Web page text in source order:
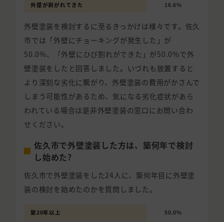
外壁が剥がれてきた 16.6%
外壁塗装を検討するに至るきっかけは様々です。佐久
市では「外壁にチョーキングが発生した」が
50.0%、「外壁にひび割れができた」が50.0%で外
壁塗装をしたと回答しました。いづれも放置すると
より深刻な劣化に繋がり、外壁塗装の費用がかさんで
しまう可能性があるため、気になる劣化症状があら
われている場合は是非外壁塗装の窓口にお問い合わ
せください。
佐久市で外壁塗装した方は、築何年で検討
し始めた?
佐久市で外壁塗装をした24人に、築何年目に外壁塗
装の検討を始めたのかを質問しました。
築20年以上 50.0%